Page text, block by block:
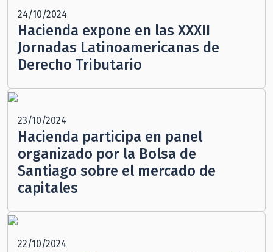
24/10/2024
Hacienda expone en las XXXII
Jornadas Latinoamericanas de
Derecho Tributario
23/10/2024
Hacienda participa en panel
organizado por la Bolsa de
Santiago sobre el mercado de
capitales
22/10/2024